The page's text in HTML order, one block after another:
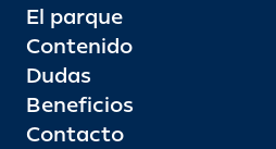
El parque
Contenido
Dudas
Beneficios
Contacto